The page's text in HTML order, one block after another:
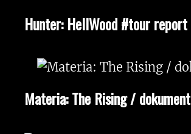
Hunter: HellWood #tour report
Materia: The Rising / dokument